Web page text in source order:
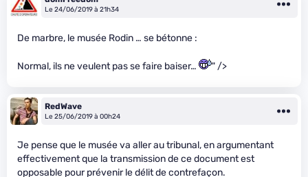
Le 24/06/2019 à 21h34
De marbre, le musée Rodin … se bétonne :
Normal, ils ne veulent pas se faire baiser… " />
RedWave
Le 25/06/2019 à 00h24
Je pense que le musée va aller au tribunal, en argumentant
effectivement que la transmission de ce document est
opposable pour prévenir le délit de contrefaçon.